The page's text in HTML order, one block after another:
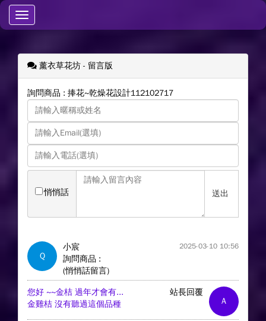
Toggle
navigation
薰衣草花坊 - 留言版
詢問商品 : 捧花~乾燥花設計112102717
悄悄話 送出
Q
小宸 2025-03-10 10:56
詢問商品 :
(悄悄話留言)
A
站長回覆
您好 ~~金桔 過年才會有...
金雞桔 沒有聽過這個品種